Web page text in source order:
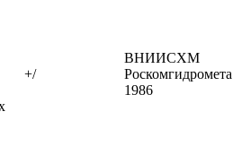
+/
ВНИИСХМ
Роскомгидромета
1986